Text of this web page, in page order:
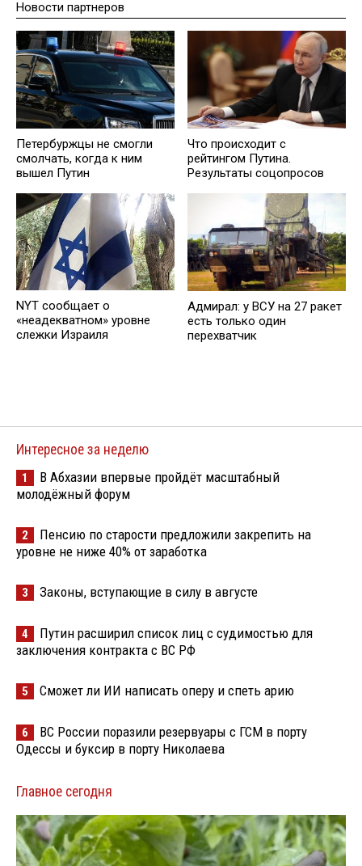
Новости партнеров
Петербуржцы не смогли
смолчать, когда к ним
вышел Путин
Что происходит с
рейтингом Путина.
Результаты соцопросов
NYT сообщает о
«неадекватном» уровне
слежки Израиля
Адмирал: у ВСУ на 27 ракет
есть только один
перехватчик
Интересное за неделю
1
В Абхазии впервые пройдёт масштабный
молодёжный форум
2
Пенсию по старости предложили закрепить на
уровне не ниже 40% от заработка
3 Законы, вступающие в силу в августе
4
Путин расширил список лиц с судимостью для
заключения контракта с ВС РФ
5 Сможет ли ИИ написать оперу и спеть арию
6
ВС России поразили резервуары с ГСМ в порту
Одессы и буксир в порту Николаева
Главное сегодня